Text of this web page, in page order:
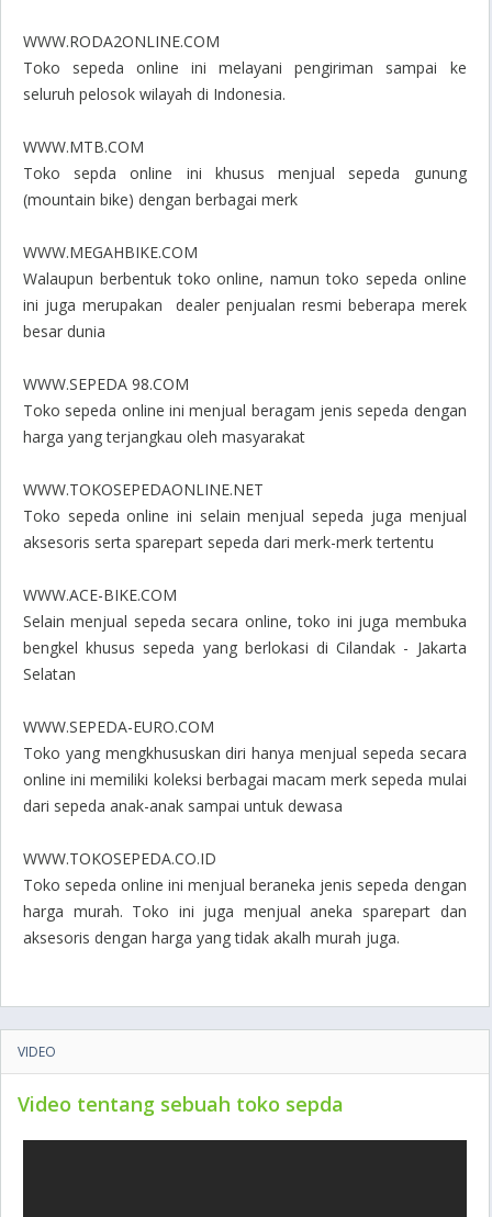
WWW.RODA2ONLINE.COM
Toko sepeda online ini melayani pengiriman sampai ke
seluruh pelosok wilayah di Indonesia.
WWW.MTB.COM
Toko sepda online ini khusus menjual sepeda gunung
(mountain bike) dengan berbagai merk
WWW.MEGAHBIKE.COM
Walaupun berbentuk toko online, namun toko sepeda online
ini juga merupakan dealer penjualan resmi beberapa merek
besar dunia
WWW.SEPEDA 98.COM
Toko sepeda online ini menjual beragam jenis sepeda dengan
harga yang terjangkau oleh masyarakat
WWW.TOKOSEPEDAONLINE.NET
Toko sepeda online ini selain menjual sepeda juga menjual
aksesoris serta sparepart sepeda dari merk-merk tertentu
WWW.ACE-BIKE.COM
Selain menjual sepeda secara online, toko ini juga membuka
bengkel khusus sepeda yang berlokasi di Cilandak - Jakarta
Selatan
WWW.SEPEDA-EURO.COM
Toko yang mengkhususkan diri hanya menjual sepeda secara
online ini memiliki koleksi berbagai macam merk sepeda mulai
dari sepeda anak-anak sampai untuk dewasa
WWW.TOKOSEPEDA.CO.ID
Toko sepeda online ini menjual beraneka jenis sepeda dengan
harga murah. Toko ini juga menjual aneka sparepart dan
aksesoris dengan harga yang tidak akalh murah juga.
VIDEO
Video tentang sebuah toko sepda